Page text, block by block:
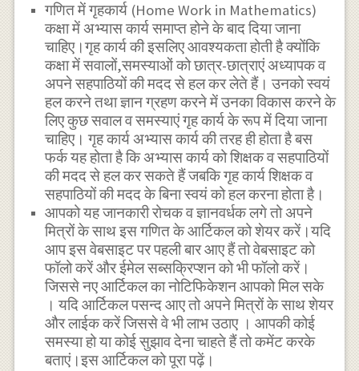
गणित में गृहकार्य (Home Work in Mathematics)
कक्षा में अभ्यास कार्य समाप्त होने के बाद दिया जाना
चाहिए।गृह कार्य की इसलिए आवश्यकता होती है क्योंकि
कक्षा में सवालों,समस्याओं को छात्र-छात्राएं अध्यापक व
अपने सहपाठियों की मदद से हल कर लेते हैं। उनको स्वयं
हल करने तथा ज्ञान ग्रहण करने में उनका विकास करने के
लिए कुछ सवाल व समस्याएं गृह कार्य के रूप में दिया जाना
चाहिए। गृह कार्य अभ्यास कार्य की तरह ही होता है बस
फर्क यह होता है कि अभ्यास कार्य को शिक्षक व सहपाठियों
की मदद से हल कर सकते हैं जबकि गृह कार्य शिक्षक व
सहपाठियों की मदद के बिना स्वयं को हल करना होता है।
आपको यह जानकारी रोचक व ज्ञानवर्धक लगे तो अपने
मित्रों के साथ इस गणित के आर्टिकल को शेयर करें।यदि
आप इस वेबसाइट पर पहली बार आए हैं तो वेबसाइट को
फॉलो करें और ईमेल सब्सक्रिप्शन को भी फॉलो करें।
जिससे नए आर्टिकल का नोटिफिकेशन आपको मिल सके
। यदि आर्टिकल पसन्द आए तो अपने मित्रों के साथ शेयर
और लाईक करें जिससे वे भी लाभ उठाए । आपकी कोई
समस्या हो या कोई सुझाव देना चाहते हैं तो कमेंट करके
बताएं।इस आर्टिकल को पूरा पढ़ें।